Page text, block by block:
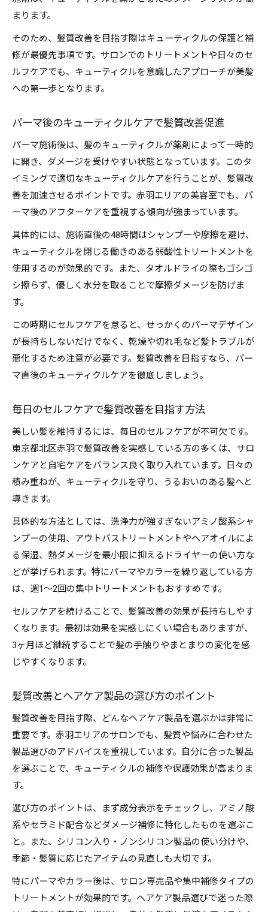
まります。
そのため、髪質改善を目指す際はキューティクルの保護と補
修が最優先事項です。サロンでのトリートメントや日々のセ
ルフケアでも、キューティクルを意識したアプローチが美髪
への第一歩となります。
パーマ後のキューティクルケアで髪質改善促進
パーマ施術後は、髪のキューティクルが薬剤によって一時的
に開き、ダメージを受けやすい状態となっています。このタ
イミングで適切なキューティクルケアを行うことが、髪質改
善を加速させるポイントです。赤羽エリアの美容室でも、パ
ーマ後のアフターケアを重視する傾向が強まっています。
具体的には、施術直後の48時間はシャンプーや摩擦を避け、
キューティクルを閉じる働きのある弱酸性トリートメントを
使用するのが効果的です。また、タオルドライの際もゴシゴ
シ擦らず、優しく水分を取ることで摩擦ダメージを防げま
す。
この時期にセルフケアを怠ると、せっかくのパーマデザイン
が長持ちしないだけでなく、乾燥や切れ毛など髪トラブルが
悪化するため注意が必要です。髪質改善を目指すなら、パー
マ直後のキューティクルケアを徹底しましょう。
毎日のセルフケアで髪質改善を目指す方法
美しい髪を維持するには、毎日のセルフケアが不可欠です。
東京都北区赤羽で髪質改善を実感している方の多くは、サロ
ンケアと自宅ケアをバランス良く取り入れています。日々の
積み重ねが、キューティクルを守り、うるおいのある髪へと
導きます。
具体的な方法としては、洗浄力が強すぎないアミノ酸系シャ
ンプーの使用、アウトバストリートメントやヘアオイルによ
る保湿、熱ダメージを最小限に抑えるドライヤーの使い方な
どが挙げられます。特にパーマやカラーを繰り返している方
は、週1〜2回の集中トリートメントもおすすめです。
セルフケアを続けることで、髪質改善の効果が長持ちしやす
くなります。最初は効果を実感しにくい場合もありますが、
3ヶ月ほど継続することで髪の手触りやまとまりの変化を感
じやすくなります。
髪質改善とヘアケア製品の選び方のポイント
髪質改善を目指す際、どんなヘアケア製品を選ぶかは非常に
重要です。赤羽エリアのサロンでも、髪質や悩みに合わせた
製品選びのアドバイスを重視しています。自分に合った製品
を選ぶことで、キューティクルの補修や保護効果が高まりま
す。
選び方のポイントは、まず成分表示をチェックし、アミノ酸
系やセラミド配合などダメージ補修に特化したものを選ぶこ
と。また、シリコン入り・ノンシリコン製品の使い分けや、
季節・髪質に応じたアイテムの見直しも大切です。
特にパーマやカラー後は、サロン専売品や集中補修タイプの
トリートメントが効果的です。ヘアケア製品選びで迷った際